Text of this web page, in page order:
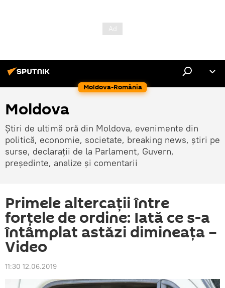
Moldova-România
Moldova
Știri de ultimă oră din Moldova, evenimente din
politică, economie, societate, breaking news, știri pe
surse, declarații de la Parlament, Guvern,
președinte, analize și comentarii
Primele altercații între
forțele de ordine: Iată ce s-a
întâmplat astăzi dimineața –
Video
11:30 12.06.2019